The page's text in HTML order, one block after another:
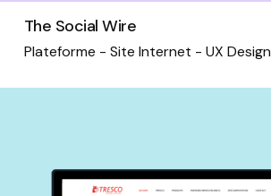
The Social Wire
Plateforme - Site Internet - UX Design